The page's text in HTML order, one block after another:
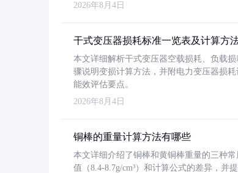
2026年8月4日
干式变压器损耗标准一览表及计算方
本文详细解析干式变压器空载损耗、负载
骤说明变损计算方法，并附电力变压器损
能效评估要点。
2026年8月4日
铜棒的重量计算方法有哪些
本文详细介绍了铜棒和黄铜棒重量的三种
值（8.4-8.7g/cm³）和计算公式的差异，并